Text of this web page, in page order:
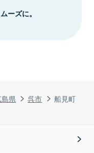
県 呉市 船見町
ーズに。